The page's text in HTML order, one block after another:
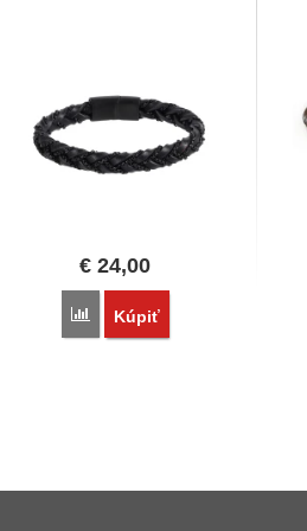
€ 24,00
Porovnať
Kúpiť